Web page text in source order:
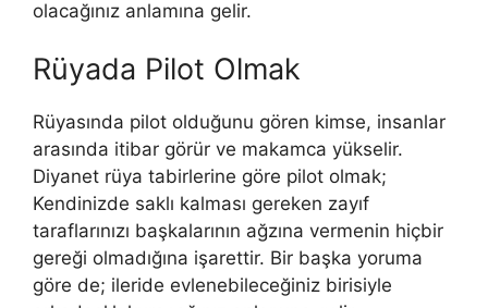
olacağınız anlamına gelir.
Rüyada Pilot Olmak
Rüyasında pilot olduğunu gören kimse, insanlar
arasında itibar görür ve makamca yükselir.
Diyanet rüya tabirlerine göre pilot olmak;
Kendinizde saklı kalması gereken zayıf
taraflarınızı başkalarının ağzına vermenin hiçbir
gereği olmadığına işarettir. Bir başka yoruma
göre de; ileride evlenebileceğiniz birisiyle